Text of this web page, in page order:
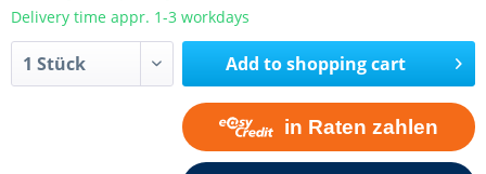
Delivery time appr. 1-3 workdays
Add toshopping cart